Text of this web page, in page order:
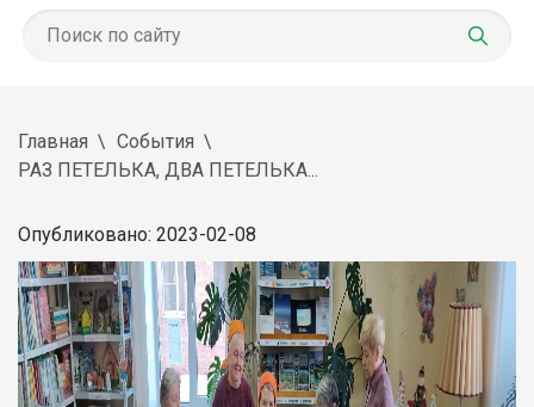
Главная
События
РАЗ ПЕТЕЛЬКА, ДВА ПЕТЕЛЬКА...
Опубликовано: 2023-02-08